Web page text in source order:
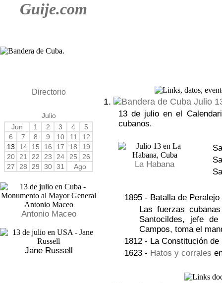
Guije.com
Directorio
Julio
Jun
1 2 3 4
5
6
7 8 9 10 11
12
13
14 15 16 17 18
19
20
21 22 23 24 25
26
27
28 29 30 31 Ago
Antonio Maceo
Jane Russell
1. Julio
13 de julio en el
cubanos.
La Habana
1895 - Batalla de Peralejo
Las fuerzas
Santocildes, jefe
Campos, toma el
1812 - La Constitución
1623 - Hatos y corrales